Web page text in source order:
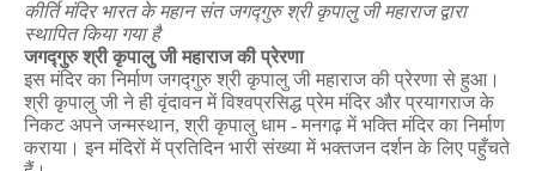
कीर्ति मंदिर भारत के महान संत जगद्गुरु श्री कृपालु जी महाराज द्वारा
स्थापित किया गया है
जगद्गुरु श्री कृपालु जी महाराज की प्रेरणा
इस मंदिर का निर्माण जगद्गुरु श्री कृपालु जी महाराज की प्रेरणा से हुआ।
श्री कृपालु जी ने ही वृंदावन में विश्वप्रसिद्ध प्रेम मंदिर और प्रयागराज के
निकट अपने जन्मस्थान, श्री कृपालु धाम- मनगढ़ में भक्ति मंदिर का निर्माण
कराया। इन मंदिरों में प्रतिदिन भारी संख्या में भक्तजन दर्शन के लिए पहुँचते